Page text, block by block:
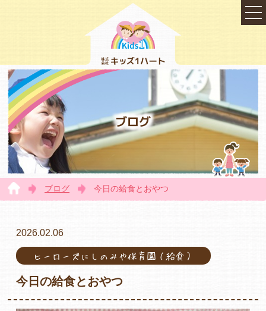
TOP
会社概要
ブログ
ブログ 今日の給食とおやつ
2026.02.06
ヒーローズにしのみや保育園（給食）
今日の給食とおやつ